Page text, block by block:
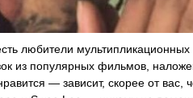
любители
из популярных фильмов,
— зависит, скорее от